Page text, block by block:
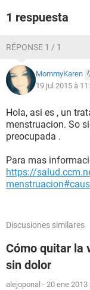
1 respuesta
RÉPONSE 1 / 1
MommyKaren
19 jul 2015 à
Hola, asi es , un
menstruacion. So
preocupada .
Para mas
https://
Discusiones similares
Cómo quitar la
sin dolor
alejoponal - 20 ene 2013